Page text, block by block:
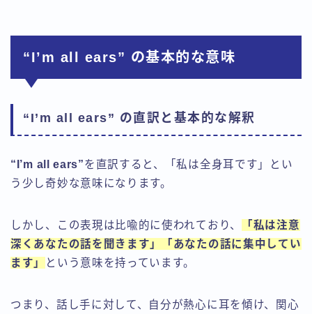
“I’m all ears” の基本的な意味
“I’m all ears” の直訳と基本的な解釈
“I’m all ears”を直訳すると、「私は全身耳です」とい
う少し奇妙な意味になります。
しかし、この表現は比喩的に使われており、
「私は注意
深くあなたの話を聞きます」「あなたの話に集中してい
ます」
という意味を持っています。
つまり、話し手に対して、自分が熱心に耳を傾け、関心